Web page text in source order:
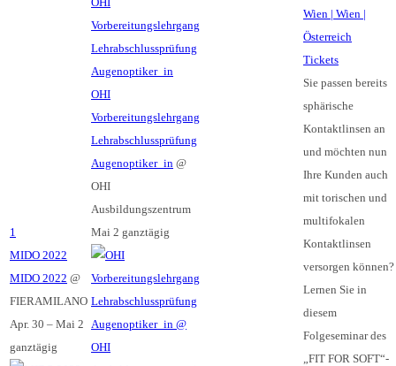
1
MIDO 2022
MIDO 2022 @
FIERAMILANO
Apr. 30 – Mai 2
ganztägig
Vorbereitungslehrgang
Lehrabschlussprüfung
Augenoptiker_in
OHI
Vorbereitungslehrgang
Lehrabschlussprüfung
Augenoptiker_in @
OHI
Ausbildungszentrum
Mai 2 ganztägig
Tickets
Sie passen bereits
sphärische
Kontaktlinsen an
und möchten nun
Ihre Kunden auch
mit torischen und
multifokalen
Kontaktlinsen
versorgen können?
Lernen Sie in
diesem
Folgeseminar des
„FIT FOR SOFT“-